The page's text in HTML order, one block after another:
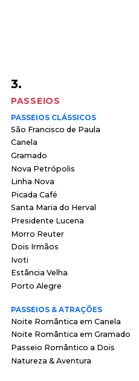
3.
PASSEIOS
PASSEIOS CLÁSSICOS
São Francisco de Paula
Canela
Gramado
Nova Petrópolis
Linha Nova
Picada Café
Santa Maria do Herval
Presidente Lucena
Morro Reuter
Dois Irmãos
Ivoti
Estância Velha
Porto Alegre
PASSEIOS & ATRAÇÕES
Noite Romântica em Canela
Noite Romântica em Gramado
Passeio Romântico a Dois
Natureza & Aventura